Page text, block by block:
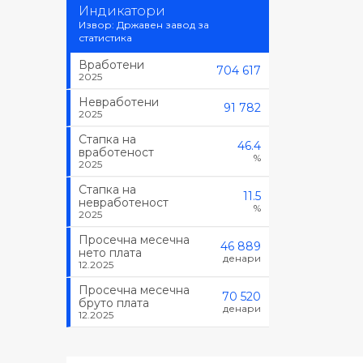
Индикатори
Извор: Државен завод за
статистика
Вработени
2025 704 617
Невработени
2025 91 782
Стапка на
вработеност
2025
46.4
%
Стапка на
невработеност
2025
11.5
%
Просечна месечна
нето плата
12.2025
46 889
денари
Просечна месечна
бруто плата
70 520
денари